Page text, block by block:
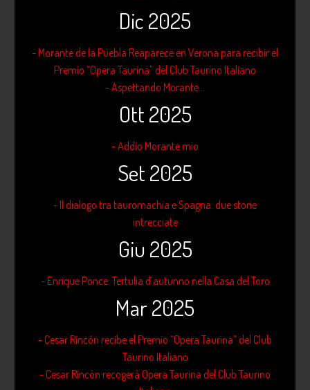
Dic 2025
- Morante de la Puebla Reaparece en Verona para recibir el
Premio “Opera Taurina” del Club Taurino Italiano
- Aspettando Morante...
Ott 2025
- Addio Morante mio
Set 2025
- Il dialogo tra tauromachia e Spagna: due storie
intrecciate
Giu 2025
- Enrique Ponce: Tertulia d’autunno nella Casa del Toro
Mar 2025
- Cesar Rincón recibe el Premio “Opera Taurina” del Club
Taurino Italiano
- Cesar Rincòn recogerà Opera Taurina del Club Taurino